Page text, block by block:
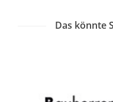
Das könnte